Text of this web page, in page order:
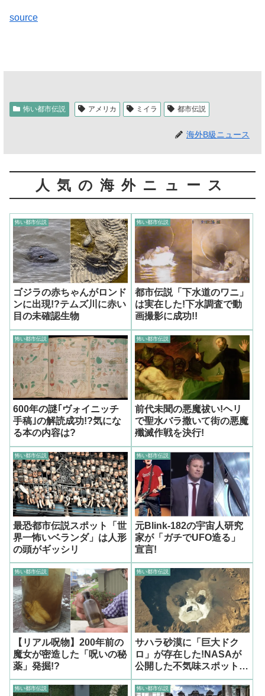
source
怖い都市伝説 アメリカ ミイラ 都市伝説
海外B級ニュース
人気の海外ニュース
怖い都市伝説
ゴジラの赤ちゃんがロンド
ンに出現!?テムズ川に赤い
目の未確認生物
怖い都市伝説
都市伝説「下水道のワニ」
は実在した!下水調査で動
画撮影に成功!!
怖い都市伝説
600年の謎｢ヴォイニッチ
手稿｣の解読成功!?気にな
る本の内容は?
怖い都市伝説
前代未聞の悪魔祓い!ヘリ
で聖水バラ撒いて街の悪魔
殲滅作戦を決行!
怖い都市伝説
最恐都市伝説スポット「世
界一怖いベランダ」は人形
の頭がギッシリ
怖い都市伝説
元Blink-182の宇宙人研究
家が「ガチでUFO造る」
宣言!
怖い都市伝説
【リアル呪物】200年前の
魔女が密造した「呪いの秘
薬」発掘!?
怖い都市伝説
サハラ砂漠に「巨大ドク
ロ」が存在した!NASAが
公開した不気味スポットの
真相は…?
怖い都市伝説 怖い都市伝説